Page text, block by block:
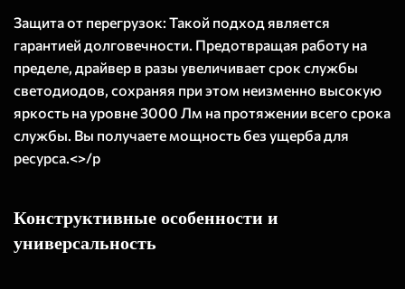
Защита от перегрузок: Такой подход является
гарантией долговечности. Предотвращая работу на
пределе, драйвер в разы увеличивает срок службы
светодиодов, сохраняя при этом неизменно высокую
яркость на уровне 3000 Лм на протяжении всего срока
службы. Вы получаете мощность без ущерба для
ресурса.<>/p
Конструктивные особенности и
универсальность